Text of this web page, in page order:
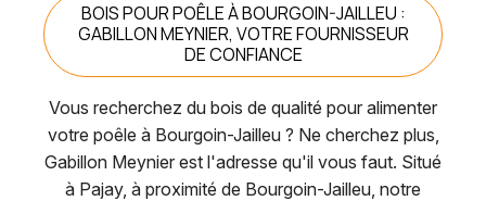
BOIS POUR POÊLE À BOURGOIN-JAILLEU :
GABILLON MEYNIER, VOTRE FOURNISSEUR
DE CONFIANCE
Vous recherchez du bois de qualité pour alimenter
votre poêle à Bourgoin-Jailleu ? Ne cherchez plus,
Gabillon Meynier est l'adresse qu'il vous faut. Situé
à Pajay, à proximité de Bourgoin-Jailleu, notre